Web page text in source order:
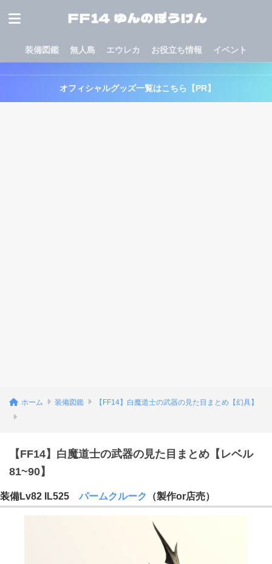
装備図鑑 無人島 エウレカ お役立ち情報 イベント
オフィシャルグッズ一覧はこちら【PR】
ホーム 装備図鑑 【FF14】白魔道士の武器の見た目まとめ【幻具】
【FF14】白魔道士の武器の見た目まとめ【レベル
81~90】
装備Lv82 IL525 パームクルーク （製作or店売）